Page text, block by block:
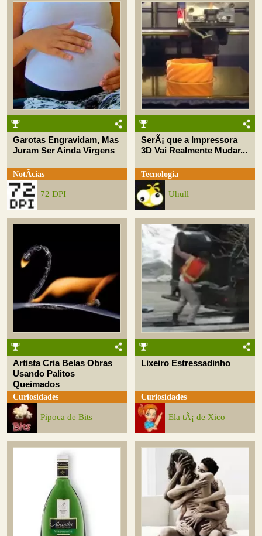
Garotas Engravidam, Mas
Juram Ser Ainda Virgens
NotÃ­cias
72 DPI
SerÃ¡ que a Impressora
3D Vai Realmente Mudar...
Tecnologia
Uhull
Artista Cria Belas Obras
Usando Palitos
Queimados
Curiosidades
Pipoca de Bits
Lixeiro Estressadinho
Curiosidades
Ela tÃ¡ de Xico